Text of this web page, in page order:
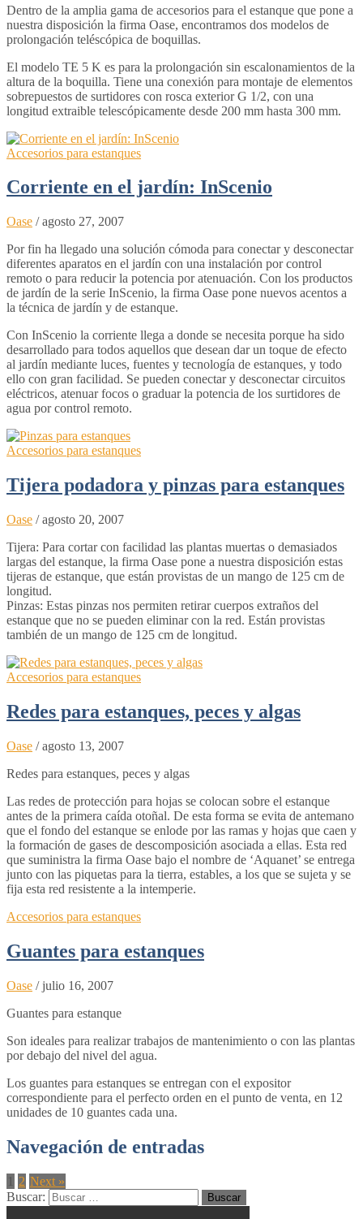
Dentro de la amplia gama de accesorios para el estanque que pone a
nuestra disposición la firma Oase, encontramos dos modelos de
prolongación teléscópica de boquillas.
El modelo TE 5 K es para la prolongación sin escalonamientos de la
altura de la boquilla. Tiene una conexión para montaje de elementos
sobrepuestos de surtidores con rosca exterior G 1/2, con una
longitud extraible telescópicamente desde 200 mm hasta 300 mm.
Accesorios para estanques
Corriente en el jardín: InScenio
Oase /agosto 27, 2007
Por fin ha llegado una solución cómoda para conectar y desconectar
diferentes aparatos en el jardín con una instalación por control
remoto o para reducir la potencia por atenuación. Con los productos
de jardín de la serie InScenio, la firma Oase pone nuevos acentos a
la técnica de jardín y de estanque.
Con InScenio la corriente llega a donde se necesita porque ha sido
desarrollado para todos aquellos que desean dar un toque de efecto
al jardín mediante luces, fuentes y tecnología de estanques, y todo
ello con gran facilidad. Se pueden conectar y desconectar circuitos
eléctricos, atenuar focos o graduar la potencia de los surtidores de
agua por control remoto.
Accesorios para estanques
Tijera podadora y pinzas para estanques
Oase /agosto 20, 2007
Tijera: Para cortar con facilidad las plantas muertas o demasiados
largas del estanque, la firma Oase pone a nuestra disposición estas
tijeras de estanque, que están provistas de un mango de 125 cm de
longitud.
Pinzas: Estas pinzas nos permiten retirar cuerpos extraños del
estanque que no se pueden eliminar con la red. Están provistas
también de un mango de 125 cm de longitud.
Accesorios para estanques
Redes para estanques, peces y algas
Oase /agosto 13, 2007
Redes para estanques, peces y algas
Las redes de protección para hojas se colocan sobre el estanque
antes de la primera caída otoñal. De esta forma se evita de antemano
que el fondo del estanque se enlode por las ramas y hojas que caen y
la formación de gases de descomposición asociada a ellas. Esta red
que suministra la firma Oase bajo el nombre de ‘Aquanet’ se entrega
junto con las piquetas para la tierra, estables, a los que se sujeta y se
fija esta red resistente a la intemperie.
Accesorios para estanques
Guantes para estanques
Oase /julio 16, 2007
Guantes para estanque
Son ideales para realizar trabajos de mantenimiento o con las plantas
por debajo del nivel del agua.
Los guantes para estanques se entregan con el expositor
correspondiente para el perfecto orden en el punto de venta, en 12
unidades de 10 guantes cada una.
Navegación de entradas
1 2 Next »
Buscar: